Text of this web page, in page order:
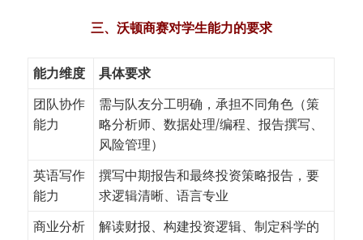
三、沃顿商赛对学生能力的要求
能力维度
具体要求
团队协作
能力
需与队友分工明确，承担不同角色（策
略分析师、数据处理/编程、报告撰写、
风险管理）
英语写作
能力
撰写中期报告和最终投资策略报告，要
求逻辑清晰、语言专业
商业分析
解读财报、构建投资逻辑、制定科学的